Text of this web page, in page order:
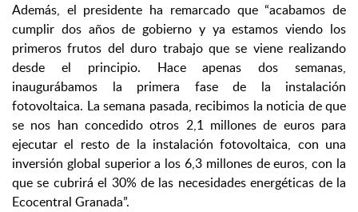
Además, el presidente ha remarcado que “acabamos de
cumplir dos años de gobierno y ya estamos viendo los
primeros frutos del duro trabajo que se viene realizando
desde el principio. Hace apenas dos semanas,
inaugurábamos la primera fase de la instalación
fotovoltaica. La semana pasada, recibimos la noticia de que
se nos han concedido otros 2,1 millones de euros para
ejecutar el resto de la instalación fotovoltaica, con una
inversión global superior a los 6,3 millones de euros, con la
que se cubrirá el 30% de las necesidades energéticas de la
Ecocentral Granada”.